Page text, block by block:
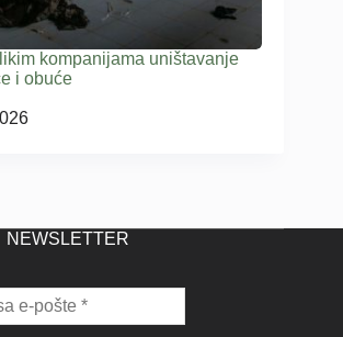
kompanijama uništavanje
i obuće
NEWSLETTER